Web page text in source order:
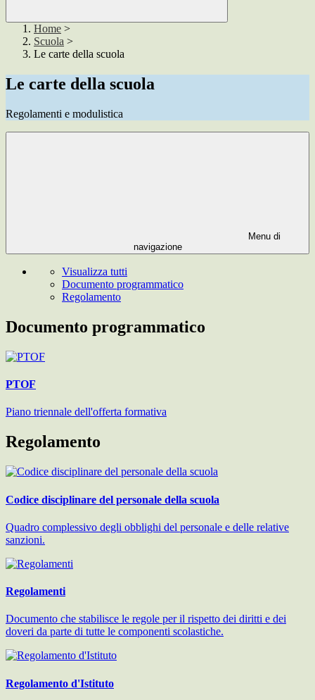
Home >
Scuola >
Le carte della scuola
Le carte della scuola
Regolamenti e modulistica
Menu di
navigazione
Visualizza tutti
Documento programmatico
Regolamento
Documento programmatico
PTOF
Piano triennale dell'offerta formativa
Regolamento
Codice disciplinare del personale della scuola
Quadro complessivo degli obblighi del personale e delle relative
sanzioni.
Regolamenti
Documento che stabilisce le regole per il rispetto dei diritti e dei
doveri da parte di tutte le componenti scolastiche.
Regolamento d'Istituto